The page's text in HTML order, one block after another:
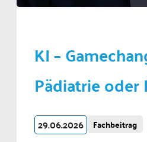
KI –
Pädiatrie oder
29.06.2026 Fachbeitrag